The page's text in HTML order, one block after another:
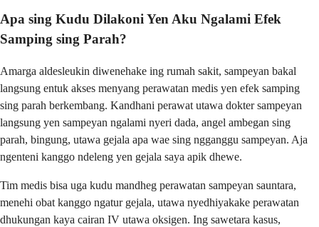
Apa sing Kudu Dilakoni Yen Aku Ngalami Efek
Samping sing Parah?
Amarga aldesleukin diwenehake ing rumah sakit, sampeyan bakal
langsung entuk akses menyang perawatan medis yen efek samping
sing parah berkembang. Kandhani perawat utawa dokter sampeyan
langsung yen sampeyan ngalami nyeri dada, angel ambegan sing
parah, bingung, utawa gejala apa wae sing ngganggu sampeyan. Aja
ngenteni kanggo ndeleng yen gejala saya apik dhewe.
Tim medis bisa uga kudu mandheg perawatan sampeyan sauntara,
menehi obat kanggo ngatur gejala, utawa nyedhiyakake perawatan
dhukungan kaya cairan IV utawa oksigen. Ing sawetara kasus,